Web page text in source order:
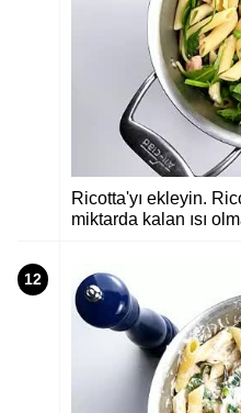
Ricotta'yı ekleyin.
miktarda kalan ısı
12